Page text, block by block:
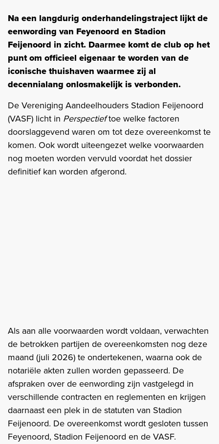
Na een langdurig onderhandelingstraject lijkt de
eenwording van Feyenoord en Stadion
Feijenoord in zicht. Daarmee komt de club op het
punt om officieel eigenaar te worden van de
iconische thuishaven waarmee zij al
decennialang onlosmakelijk is verbonden.
De Vereniging Aandeelhouders Stadion Feijenoord
(VASF) licht in Perspectieftoe welke factoren
doorslaggevend waren om tot deze overeenkomst te
komen. Ook wordt uiteengezet welke voorwaarden
nog moeten worden vervuld voordat het dossier
definitief kan worden afgerond.
Als aan alle voorwaarden wordt voldaan, verwachten
de betrokken partijen de overeenkomsten nog deze
maand (juli 2026) te ondertekenen, waarna ook de
notariële akten zullen worden gepasseerd. De
afspraken over de eenwording zijn vastgelegd in
verschillende contracten en reglementen en krijgen
daarnaast een plek in de statuten van Stadion
Feijenoord. De overeenkomst wordt gesloten tussen
Feyenoord, Stadion Feijenoord en de VASF.